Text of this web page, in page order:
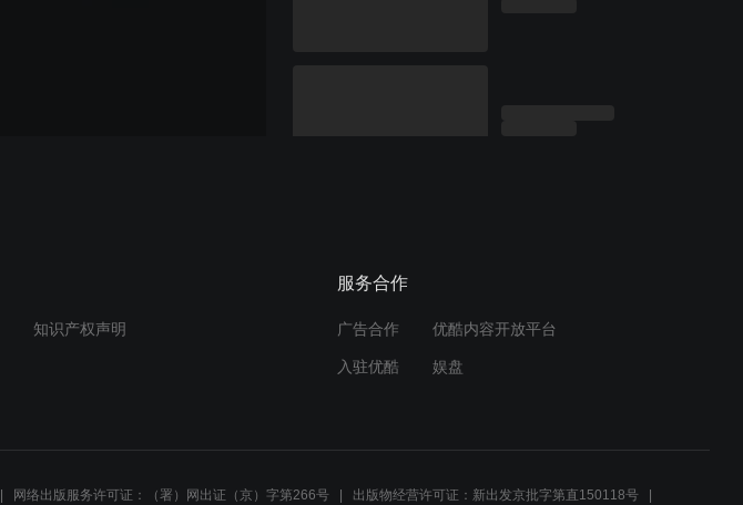
知识产权声明
服务合作
广告合作 优酷内容开放平台
入驻优酷 娱盘
网络出版服务许可证：（署）网出证（京）字第266号 出版物经营许可证：新出发京批字第直150118号